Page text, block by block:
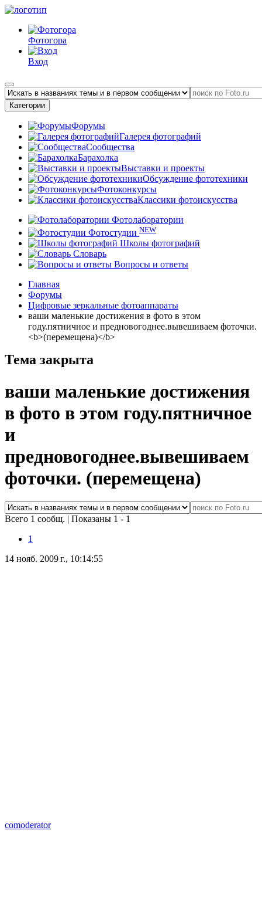
Фотогора
Вход
Категории
Форумы
Галерея фотографий
Сообщества
Барахолка
Выставки и проекты
Обсуждение фототехники
Фотоконкурсы
Классики фотоискусства
Фотолаборатории
Фотостудии NEW
Школы фотографий
Словарь
Вопросы и ответы
Главная
Форумы
Цифровые зеркальные фотоаппараты
ваши маленькие достижения в фото в этом
году.пятничное и предновогоднее.вывешиваем фоточки.
<b>(перемещена)</b>
Тема закрыта
ваши маленькие достижения
в фото в этом году.пятничное
и
предновогоднее.вывешиваем
фоточки. (перемещена)
Всего 1 сообщ. | Показаны 1 - 1
1
14 нояб. 2009 г., 10:14:55
comoderator